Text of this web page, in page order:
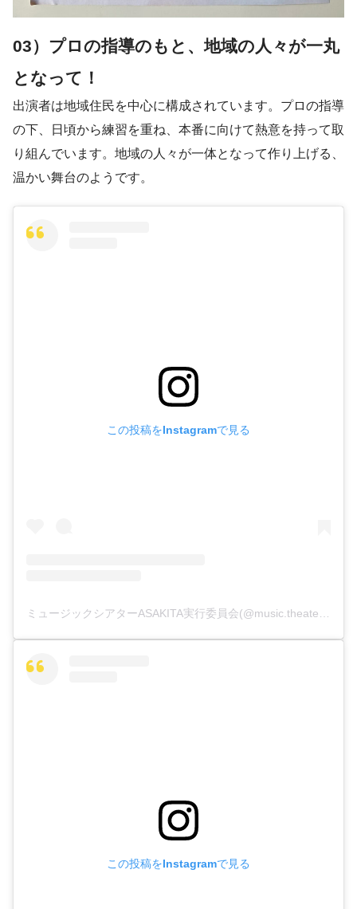
03）プロの指導のもと、地域の人々が一丸
となって！
出演者は地域住民を中心に構成されています。プロの指導
の下、日頃から練習を重ね、本番に向けて熱意を持って取
り組んでいます。地域の人々が一体となって作り上げる、
温かい舞台のようです。
この投稿をInstagramで見る
この投稿をInstagramで見る